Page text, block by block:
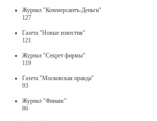
Журнал "Коммерсантъ-Деньги"
127
Газета "Новые известия"
121
Журнал "Секрет фирмы"
119
Газета "Московская правда"
93
Журнал "Финанс"
86